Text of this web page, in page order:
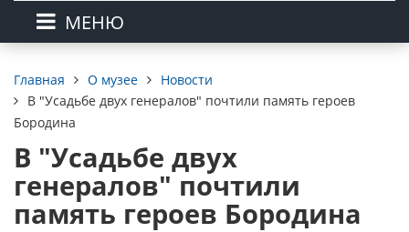
МЕНЮ
Главная О музее
Новости
В "Усадьбе двух генералов" почтили память героев
Бородина
В "Усадьбе двух
генералов" почтили
память героев Бородина